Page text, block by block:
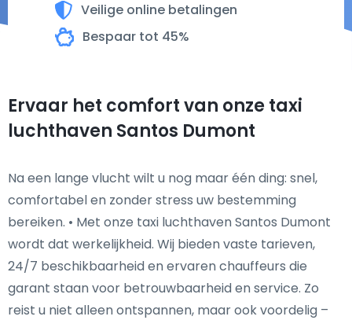
Veilige online betalingen
Bespaar tot 45%
Ervaar het comfort van onze taxi
luchthaven Santos Dumont
Na een lange vlucht wilt u nog maar één ding: snel,
comfortabel en zonder stress uw bestemming
bereiken. • Met onze taxi luchthaven Santos Dumont
wordt dat werkelijkheid. Wij bieden vaste tarieven,
24/7 beschikbaarheid en ervaren chauffeurs die
garant staan voor betrouwbaarheid en service. Zo
reist u niet alleen ontspannen, maar ook voordelig –